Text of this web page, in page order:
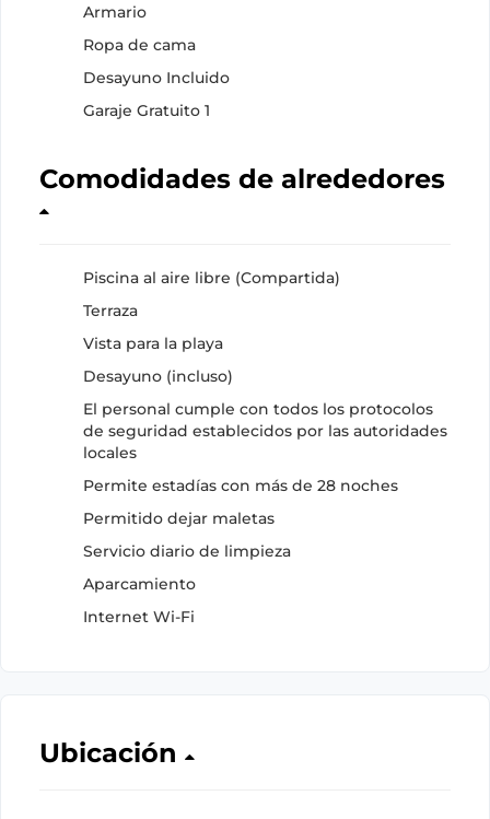
Armario
Ropa de cama
Desayuno Incluido
Garaje Gratuito 1
Comodidades de alrededores
Piscina al aire libre (Compartida)
Terraza
Vista para la playa
Desayuno (incluso)
El personal cumple con todos los protocolos
de seguridad establecidos por las autoridades
locales
Permite estadías con más de 28 noches
Permitido dejar maletas
Servicio diario de limpieza
Aparcamiento
Internet Wi-Fi
Ubicación